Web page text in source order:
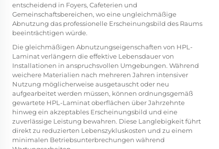
entscheidend in Foyers, Cafeterien und
Gemeinschaftsbereichen, wo eine ungleichmäßige
Abnutzung das professionelle Erscheinungsbild des Raums
beeinträchtigen würde.
Die gleichmäßigen Abnutzungseigenschaften von HPL-
Laminat verlängern die effektive Lebensdauer von
Installationen in anspruchsvollen Umgebungen. Während
weichere Materialien nach mehreren Jahren intensiver
Nutzung möglicherweise ausgetauscht oder neu
aufgearbeitet werden müssen, können ordnungsgemäß
gewartete HPL-Laminatoberflächen über Jahrzehnte
hinweg ein akzeptables Erscheinungsbild und eine
zuverlässige Leistung bewahren. Diese Langlebigkeit führt
direkt zu reduzierten Lebenszykluskosten und zu einem
minimalen Betriebsunterbrechungen während